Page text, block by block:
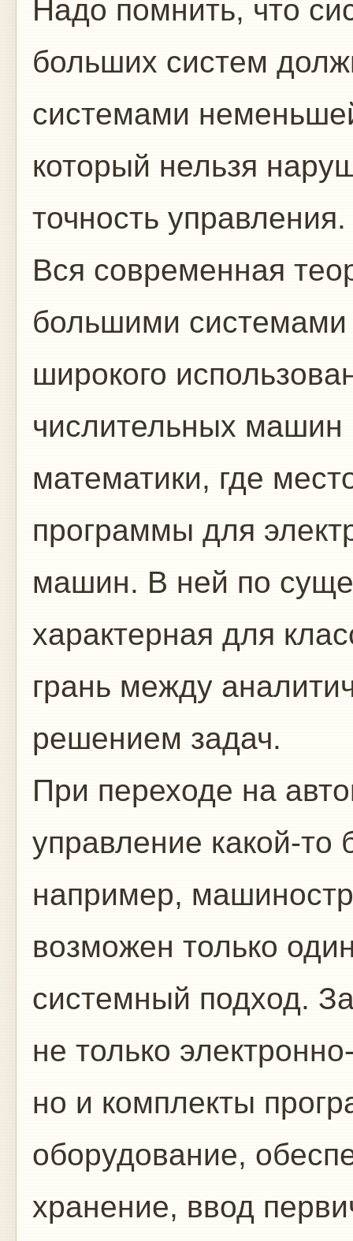
Надо помнить, что
больших систем
системами
который нельзя
точность управления.
Вся современная
большими системами
широкого
числительных
математики, где
программы для
машин. В ней по
характерная для
грань между
решением задач.
При переходе на
управление какой-
например,
возможен только
системный подход.
не только
но и комплекты
оборудование,
хранение, ввод